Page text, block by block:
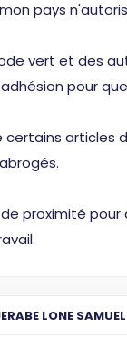
pays
vert et des
pour
articles
proximité
LONE SAMUEL